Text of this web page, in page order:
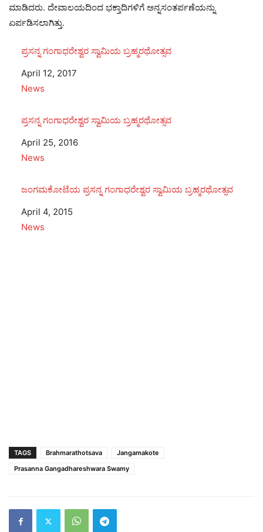
ಮಾಡಿದರು. ದೇವಾಲಯದಿಂದ ಭಕ್ತಾದಿಗಳಿಗೆ ಅನ್ನಸಂತರ್ಪಣೆಯನ್ನು
ಏರ್ಪಡಿಸಲಾಗಿತ್ತು.
ಪ್ರಸನ್ನ ಗಂಗಾಧರೇಶ್ವರ ಸ್ವಾಮಿಯ ಬ್ರಹ್ಮರಥೋತ್ಸವ
Date
April 12, 2017
In relation to
News
ಪ್ರಸನ್ನ ಗಂಗಾಧರೇಶ್ವರ ಸ್ವಾಮಿಯ ಬ್ರಹ್ಮರಥೋತ್ಸವ
Date
April 25, 2016
In relation to
News
ಜಂಗಮಕೋಟೆಯ ಪ್ರಸನ್ನ ಗಂಗಾಧರೇಶ್ವರ ಸ್ವಾಮಿಯ ಬ್ರಹ್ಮರಥೋತ್ಸವ
Date
April 4, 2015
In relation to
News
TAGS Brahmarathotsava
Jangamakote
Prasanna Gangadhareshwara Swamy